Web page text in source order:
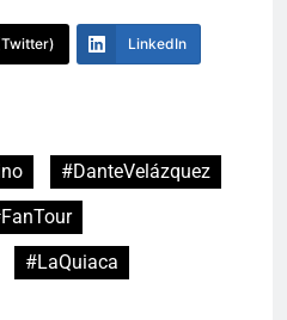
LinkedIn
#DanteVelázquez
#LaQuiaca